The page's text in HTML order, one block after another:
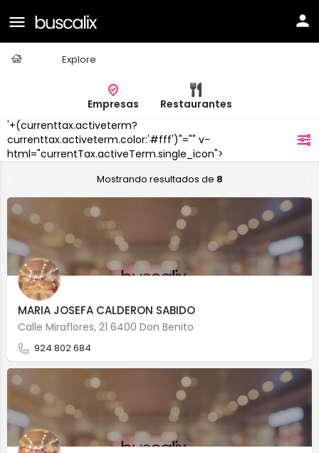
Explore
Empresas
Restaurantes
'+(currenttax.activeterm?
currenttax.activeterm.color:'#fff')"="" v-
html="currentTax.activeTerm.single_icon">
Don
Benito
Mostrando resultados de 8
MARIA JOSEFA CALDERON SABIDO
Calle Miraflores, 21 6400 Don Benito
924 802 684